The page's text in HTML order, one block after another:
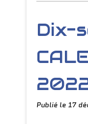
Dix-
Publié le 17